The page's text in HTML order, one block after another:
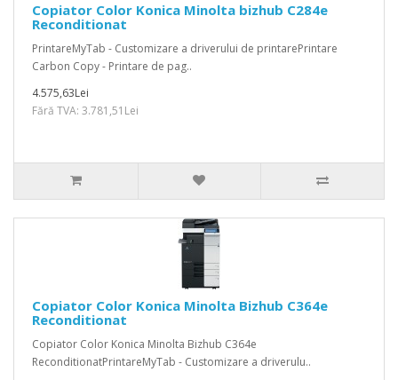
Copiator Color Konica Minolta bizhub C284e
Reconditionat
PrintareMyTab - Customizare a driverului de printarePrintare
Carbon Copy - Printare de pag..
4.575,63Lei
Fără TVA: 3.781,51Lei
Copiator Color Konica Minolta Bizhub C364e
Reconditionat
Copiator Color Konica Minolta Bizhub C364e
ReconditionatPrintareMyTab - Customizare a driverulu..